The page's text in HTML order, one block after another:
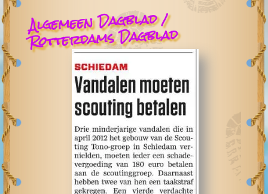
Algemeen Dagblad /
Rotterdams Dagblad